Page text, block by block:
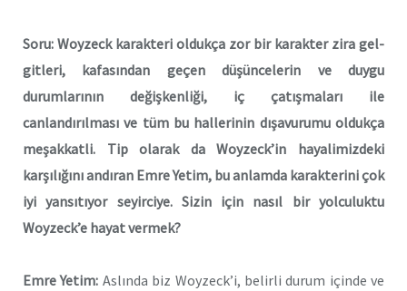
Soru: Woyzeck karakteri oldukça zor bir karakter zira gel-
gitleri, kafasından geçen düşüncelerin ve duygu
durumlarının değişkenliği, iç çatışmaları ile
canlandırılması ve tüm bu hallerinin dışavurumu oldukça
meşakkatli. Tip olarak da Woyzeck’in hayalimizdeki
karşılığını andıran Emre Yetim, bu anlamda karakterini çok
iyi yansıtıyor seyirciye. Sizin için nasıl bir yolculuktu
Woyzeck’e hayat vermek?
Emre Yetim: Aslında biz Woyzeck’i, belirli durum içinde ve